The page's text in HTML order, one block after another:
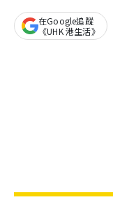
在Google追蹤
《UHK 港生活》